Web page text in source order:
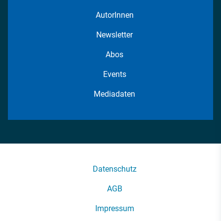
AutorInnen
Newsletter
Abos
Events
Mediadaten
Datenschutz
AGB
Impressum